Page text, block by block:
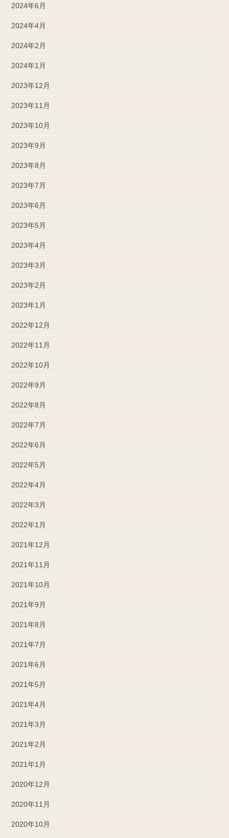
2024年6月
2024年4月
2024年2月
2024年1月
2023年12月
2023年11月
2023年10月
2023年9月
2023年8月
2023年7月
2023年6月
2023年5月
2023年4月
2023年3月
2023年2月
2023年1月
2022年12月
2022年11月
2022年10月
2022年9月
2022年8月
2022年7月
2022年6月
2022年5月
2022年4月
2022年3月
2022年1月
2021年12月
2021年11月
2021年10月
2021年9月
2021年8月
2021年7月
2021年6月
2021年5月
2021年4月
2021年3月
2021年2月
2021年1月
2020年12月
2020年11月
2020年10月